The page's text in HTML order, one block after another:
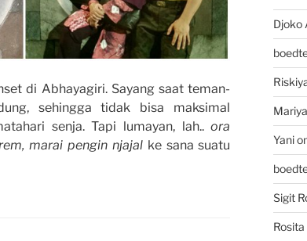
di Abhayagiri. Sayang saat teman-
sehingga tidak bisa maksimal
senja. Tapi lumayan, lah..ora
marai pengin njajalke sana suatu
Djoko
Yani
Sigit